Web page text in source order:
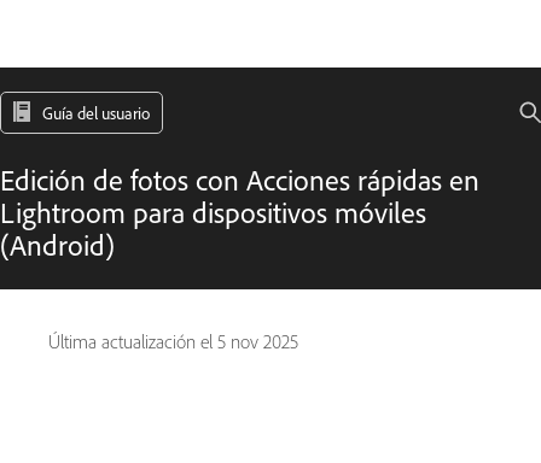
Guía del usuario
Edición de fotos con Acciones rápidas en
Lightroom para dispositivos móviles
(Android)
Última actualización el 5 nov 2025